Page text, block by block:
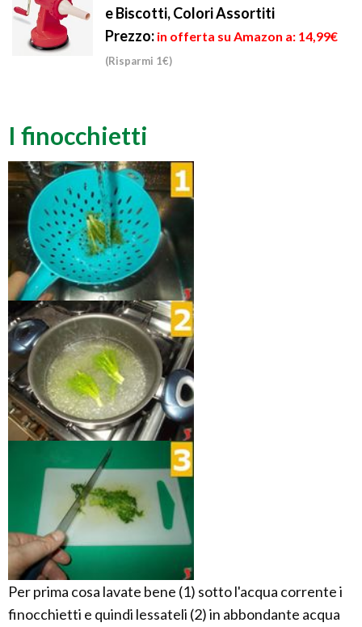
e Biscotti, Colori Assortiti
Prezzo: in offerta su Amazon a: 14,99€
(Risparmi 1€)
I finocchietti
Per prima cosa lavate bene (1) sotto l'acqua corrente i
finocchietti e quindi lessateli (2) in abbondante acqua